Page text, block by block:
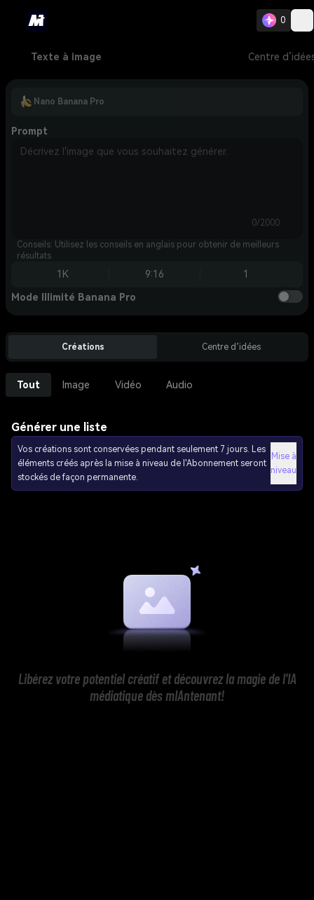
0
Texte à image Centre
Nano Banana Pro
Prompt
0/2000
Conseils: Utilisez les conseils en anglais pour obtenir de meilleurs
résultats.
1K 9:16 1
Mode Illimité Banana Pro
Créations Centre d’idées
Tout Image Vidéo Audio
Générer une liste
Vos créations sont conservées pendant seulement 7 jours. Les
éléments créés après la mise à niveau de l'Abonnement seront
stockés de façon permanente.
Mise à
niveau
Libérez votre potentiel créatif et découvrez la magie de l'IA
médiatique dès mIAntenant!